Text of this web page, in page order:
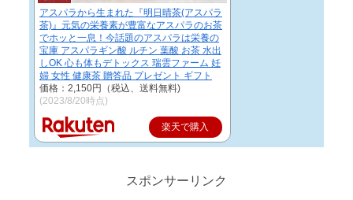
アスパラから生まれた『明日晴茶(アスパラ
茶)』元気の栄養素が豊富なアスパラのお茶
でホッと一息！今話題のアスパラは栄養の
宝庫 アスパラギン酸 ルチン 葉酸 お茶 水出
しOK 心も体もデトックス 瑞雲ファーム 妊
婦 女性 健康茶 贈答品 プレゼント ギフト
価格：2,150円（税込、送料無料)
(2023/8/20時点)
楽天で購入
スポンサーリンク